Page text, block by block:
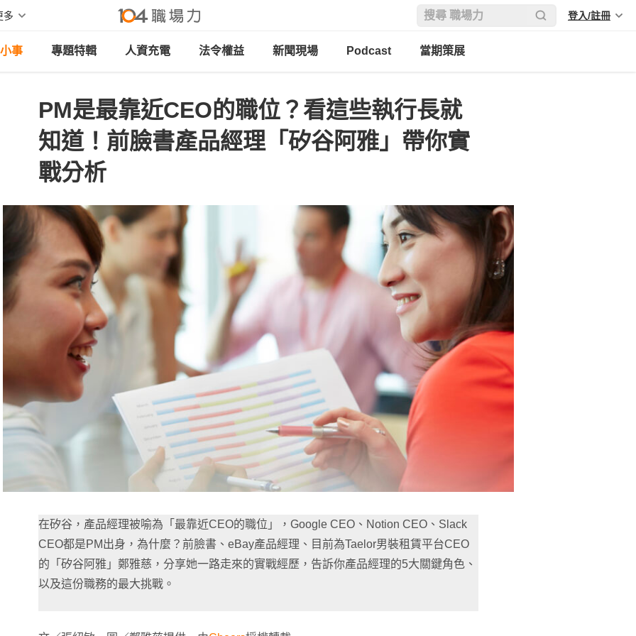
多 登入/註冊
事 專題特輯 人資充電 法令權益 新聞現場 Podcast 當期策展
PM是最靠近CEO的職位？看這些執行長就
知道！前臉書產品經理「矽谷阿雅」帶你實
戰分析
在矽谷，產品經理被喻為「最靠近CEO的職位」，Google CEO、Notion CEO、Slack
CEO都是PM出身，為什麼？前臉書、eBay產品經理、目前為Taelor男裝租賃平台CEO
的「矽谷阿雅」鄭雅慈，分享她一路走來的實戰經歷，告訴你產品經理的5大關鍵角色、
以及這份職務的最大挑戰。